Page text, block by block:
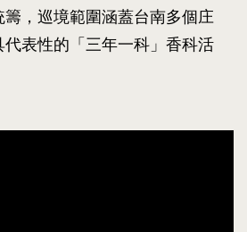
，巡境範圍涵蓋台南多個庄
表性的「三年一科」香科活